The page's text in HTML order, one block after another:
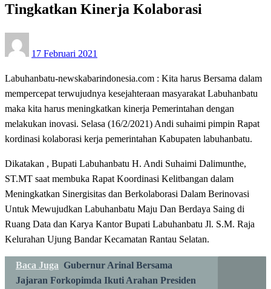
Tingkatkan Kinerja Kolaborasi
on
17 Februari 2021
Labuhanbatu-newskabarindonesia.com : Kita harus Bersama dalam
mempercepat terwujudnya kesejahteraan masyarakat Labuhanbatu
maka kita harus meningkatkan kinerja Pemerintahan dengan
melakukan inovasi. Selasa (16/2/2021) Andi suhaimi pimpin Rapat
kordinasi kolaborasi kerja pemerintahan Kabupaten labuhanbatu.
Dikatakan , Bupati Labuhanbatu H. Andi Suhaimi Dalimunthe,
ST.MT saat membuka Rapat Koordinasi Kelitbangan dalam
Meningkatkan Sinergisitas dan Berkolaborasi Dalam Berinovasi
Untuk Mewujudkan Labuhanbatu Maju Dan Berdaya Saing di
Ruang Data dan Karya Kantor Bupati Labuhanbatu Jl. S.M. Raja
Kelurahan Ujung Bandar Kecamatan Rantau Selatan.
Baca Juga Gubernur Arinal Bersama
Jajaran Forkopimda Ikuti Arahan Presiden